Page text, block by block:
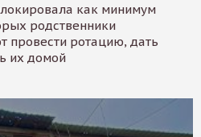
как минимум
родственники
провести ротацию, дать
их домой